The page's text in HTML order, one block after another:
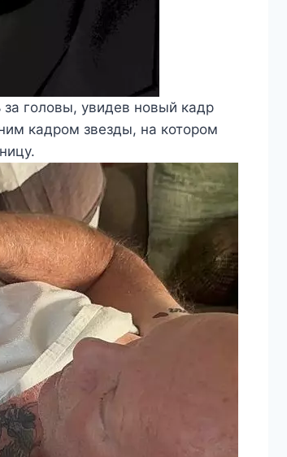
головы, увидев новый кадр
кадром звезды, на котором